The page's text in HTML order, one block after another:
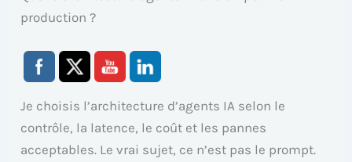
production ?
Je choisis l’architecture d’agents IA selon le
contrôle, la latence, le coût et les pannes
acceptables. Le vrai sujet, ce n’est pas le prompt.